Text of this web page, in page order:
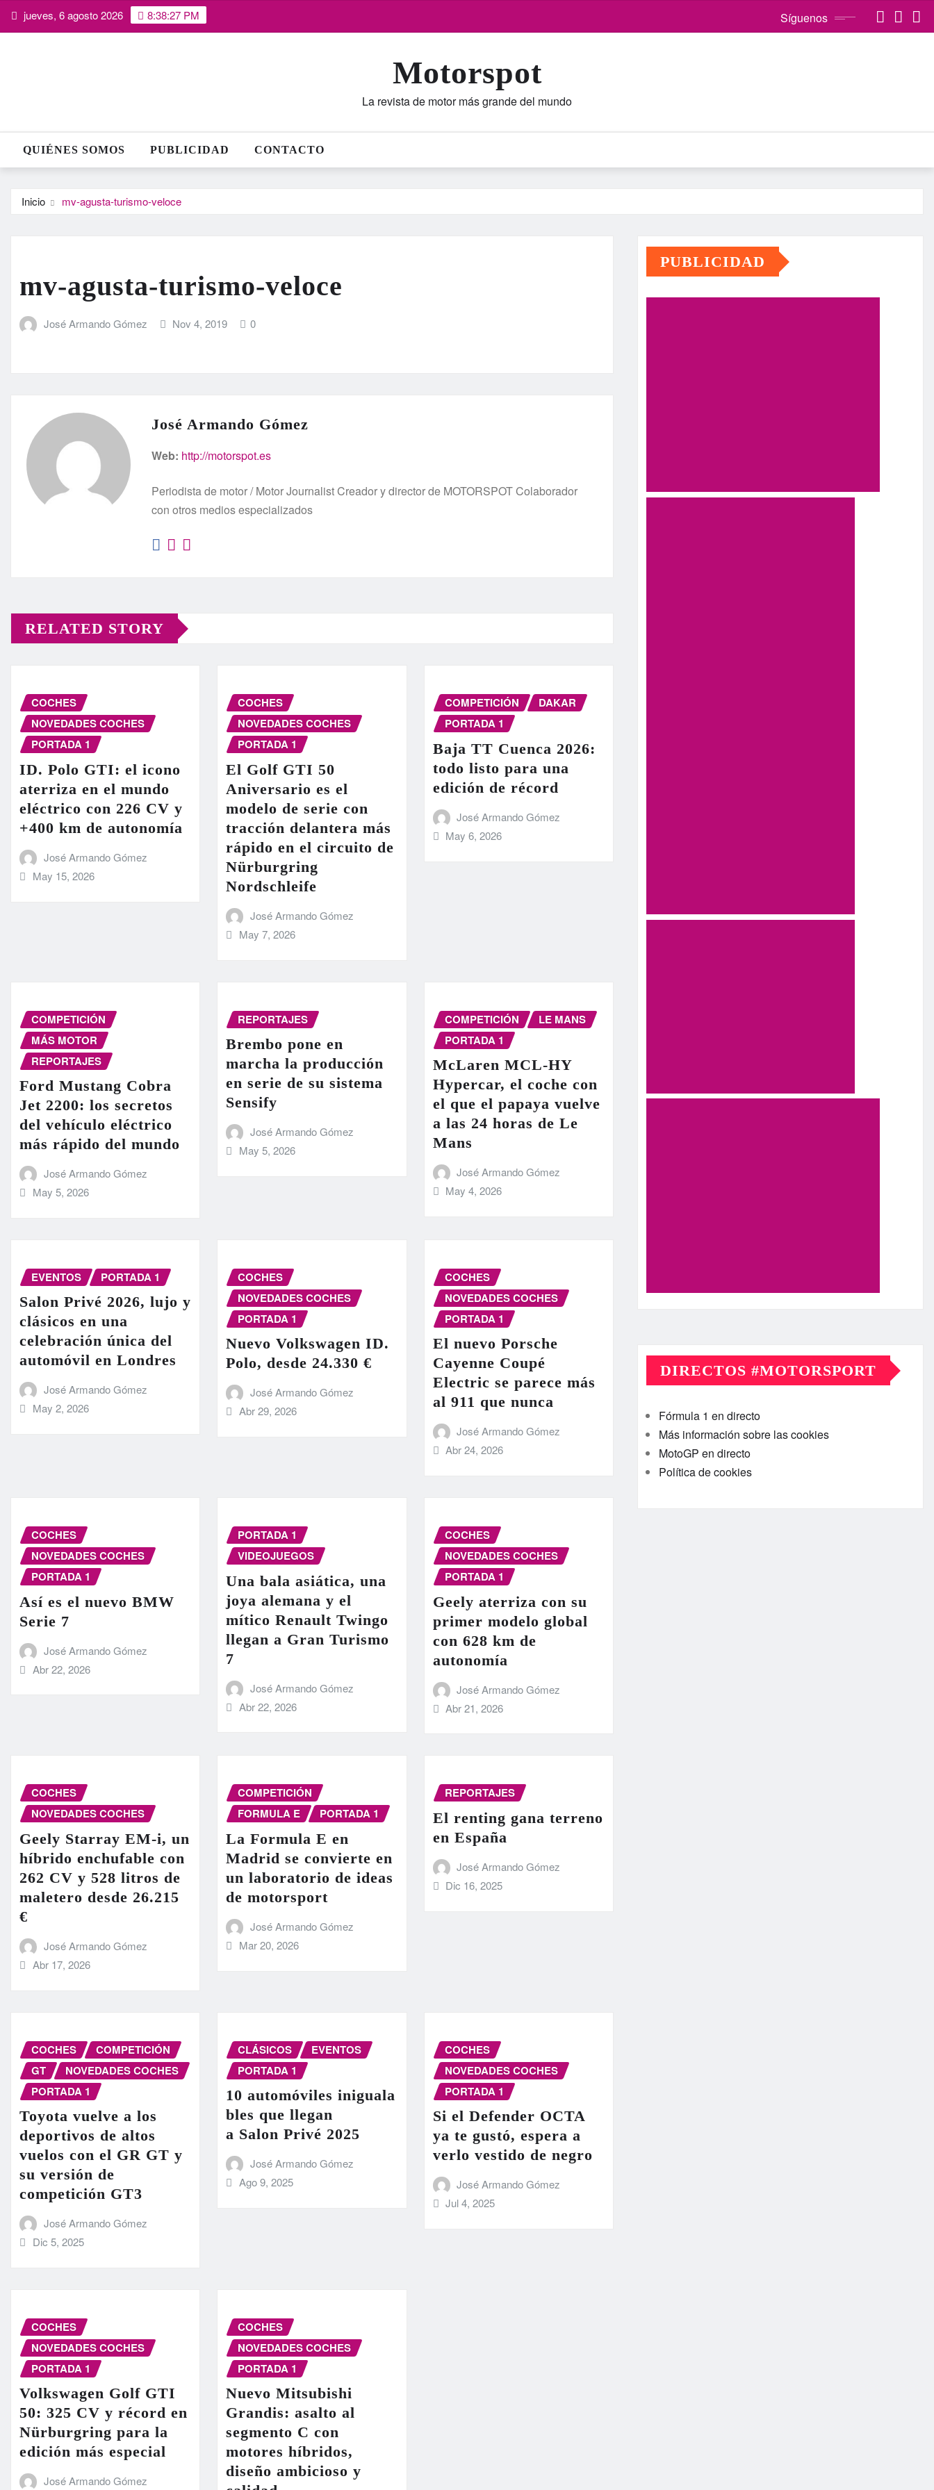
Saltarjueves, 6 agosto 2026 8:38:28 PM Síguenos
Motorspot
La revista de motor más grande del mundo
QUIÉNES SOMOS PUBLICIDAD CONTACTO
Inicio mv-agusta-turismo-veloce
mv-agusta-turismo-veloce
José Armando Gómez Nov 4, 2019 0
José Armando Gómez
Web: http://motorspot.es
Periodista de motor / Motor Journalist Creador y director de MOTORSPOT Colaborador
con otros medios especializados
RELATED STORY
COCHES
NOVEDADES COCHES
PORTADA 1
ID. Polo GTI: el icono
aterriza en el mundo
eléctrico con 226 CV y
+400 km de autonomía
José Armando Gómez
May 15, 2026
COCHES
NOVEDADES COCHES
PORTADA 1
El Golf GTI 50
Aniversario es el
modelo de serie con
tracción delantera más
rápido en el circuito de
Nürburgring
Nordschleife
José Armando Gómez
May 7, 2026
COMPETICIÓN
DAKAR
PORTADA 1
Baja TT Cuenca 2026:
todo listo para una
edición de récord
José Armando Gómez
May 6, 2026
COMPETICIÓN
MÁS MOTOR
REPORTAJES
Ford Mustang Cobra
Jet 2200: los secretos
del vehículo eléctrico
más rápido del mundo
José Armando Gómez
May 5, 2026
REPORTAJES
Brembo pone en
marcha la producción
en serie de su sistema
Sensify
José Armando Gómez
May 5, 2026
COMPETICIÓN
LE MANS
PORTADA 1
McLaren MCL-HY
Hypercar, el coche con
el que el papaya vuelve
a las 24 horas de Le
Mans
José Armando Gómez
May 4, 2026
EVENTOS PORTADA 1
Salon Privé 2026, lujo y
clásicos en una
celebración única del
automóvil en Londres
José Armando Gómez
May 2, 2026
COCHES
NOVEDADES COCHES
PORTADA 1
Nuevo Volkswagen ID.
Polo, desde 24.330 €
José Armando Gómez
Abr 29, 2026
COCHES
NOVEDADES COCHES
PORTADA 1
El nuevo Porsche
Cayenne Coupé
Electric se parece más
al 911 que nunca
José Armando Gómez
Abr 24, 2026
COCHES
NOVEDADES COCHES
PORTADA 1
Así es el nuevo BMW
Serie 7
José Armando Gómez
Abr 22, 2026
PORTADA 1
VIDEOJUEGOS
Una bala asiática, una
joya alemana y el
mítico Renault Twingo
llegan a Gran Turismo
7
José Armando Gómez
Abr 22, 2026
COCHES
NOVEDADES COCHES
PORTADA 1
Geely aterriza con su
primer modelo global
con 628 km de
autonomía
José Armando Gómez
Abr 21, 2026
COCHES
NOVEDADES COCHES
Geely Starray EM-i, un
híbrido enchufable con
262 CV y 528 litros de
maletero desde 26.215
€
José Armando Gómez
Abr 17, 2026
COMPETICIÓN
FORMULA E
PORTADA 1
La Formula E en
Madrid se convierte en
un laboratorio de ideas
de motorsport
José Armando Gómez
Mar 20, 2026
REPORTAJES
El renting gana terreno
en España
José Armando Gómez
Dic 16, 2025
COCHES
COMPETICIÓN
GT
NOVEDADES COCHES
PORTADA 1
Toyota vuelve a los
deportivos de altos
vuelos con el GR GT y
su versión de
competición GT3
José Armando Gómez
Dic 5, 2025
CLÁSICOS
EVENTOS
PORTADA 1
10 automóviles iniguala
bles que llegan
a Salon Privé 2025
José Armando Gómez
Ago 9, 2025
COCHES
NOVEDADES COCHES
PORTADA 1
Si el Defender OCTA
ya te gustó, espera a
verlo vestido de negro
José Armando Gómez
Jul 4, 2025
COCHES
NOVEDADES COCHES
PORTADA 1
Volkswagen Golf GTI
50: 325 CV y récord en
Nürburgring para la
edición más especial
José Armando Gómez
COCHES
NOVEDADES COCHES
PORTADA 1
Nuevo Mitsubishi
Grandis: asalto al
segmento C con
motores híbridos,
diseño ambicioso y
PUBLICIDAD
DIRECTOS #MOTORSPORT
Fórmula 1 en directo
Más información sobre las cookies
MotoGP en directo
Política de cookies